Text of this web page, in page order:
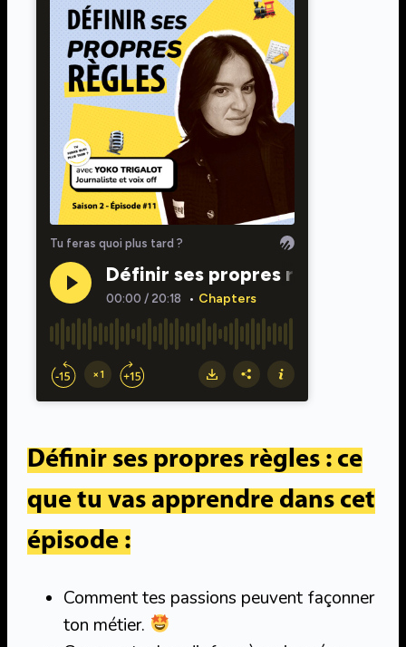
Définir ses propres règles : ce
que tu vas apprendre dans cet
épisode :
Comment tes passions peuvent façonner
ton métier.